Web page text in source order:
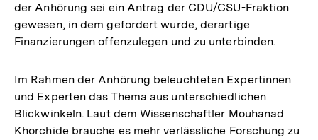
der Anhörung sei ein Antrag der CDU/CSU-Fraktion
gewesen, in dem gefordert wurde, derartige
Finanzierungen offenzulegen und zu unterbinden.
Im Rahmen der Anhörung beleuchteten Expertinnen
und Experten das Thema aus unterschiedlichen
Blickwinkeln. Laut dem Wissenschaftler Mouhanad
Khorchide brauche es mehr verlässliche Forschung zu